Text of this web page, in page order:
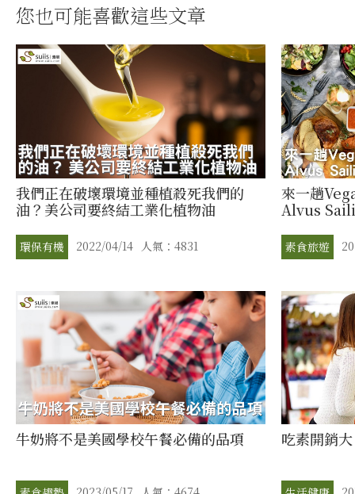
您也可能喜歡這些文章
我們正在破壞環境並種植殺死我們的
油？美公司要終結工業化植物油
環保有機 2022/04/14 人氣：4831
來一趟
Alvus
素食旅遊
牛奶將不是美國學校午餐必備的品項 吃素開銷